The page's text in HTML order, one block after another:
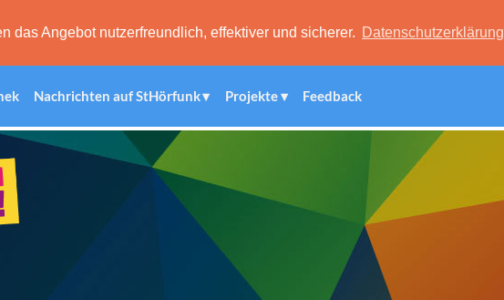
das Angebot nutzerfreundlich, effektiver und sicherer. Datenschutzerklärung
Nachrichten auf StHörfunk Projekte Feedback